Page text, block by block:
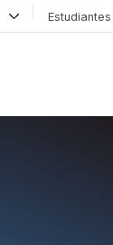
Estudiantes